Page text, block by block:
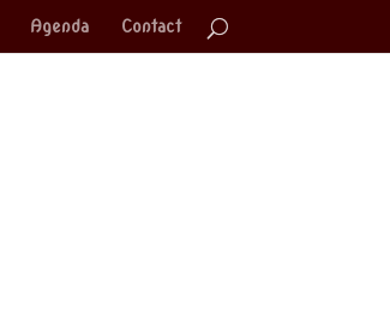
Agenda Contact